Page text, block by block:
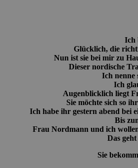
Ich
Glücklich, die
Nun ist sie bei mir zu
Dieser nordische
Ich nenne
Ich
Augenblicklich liegt
Sie möchte sich so
Ich habe ihr gestern abend bei
Bis
Frau Nordmann und ich
Das
Sie